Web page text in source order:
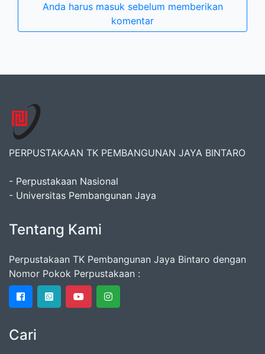
Anda harus masuk sebelum memberikan
komentar
PERPUSTAKAAN TK PEMBANGUNAN JAYA BINTARO
- Perpustakaan Nasional
- Universitas Pembangunan Jaya
Tentang Kami
Perpustakaan TK Pembangunan Jaya Bintaro dengan
Nomor Pokok Perpustakaan :
Cari